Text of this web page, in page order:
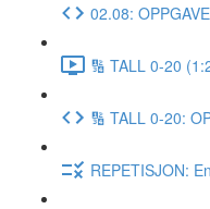
02.08:
🔢 TALL 0-20
🔢 TALL 0-20:
REPETISJON: